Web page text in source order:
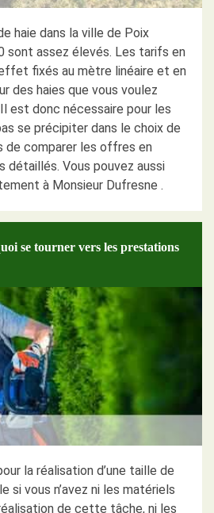
haie dans la ville de Poix
sont assez élevés. Les tarifs en
fixés au mètre linéaire et en
des haies que vous voulez
est donc nécessaire pour les
se précipiter dans le choix de
de comparer les offres en
détaillés. Vous pouvez aussi
à Monsieur Dufresne .
se tourner vers les prestations
la réalisation d’une taille de
si vous n’avez ni les matériels
de cette tâche, ni les